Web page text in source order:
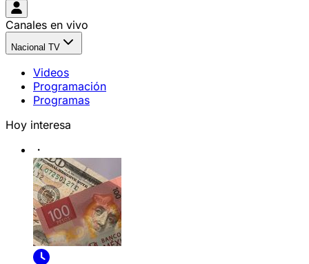
Canales en vivo
Nacional TV
Videos
Programación
Programas
Hoy interesa